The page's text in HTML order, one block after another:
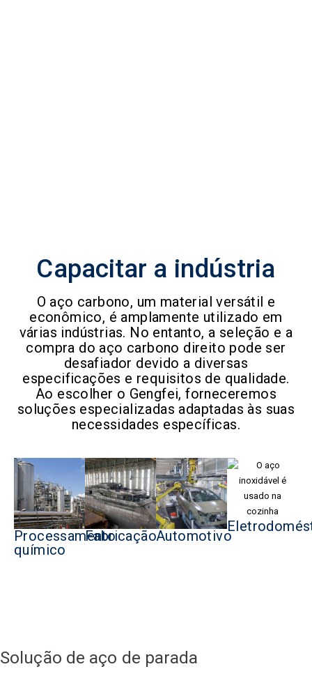
Capacitar a indústria
O aço carbono, um material versátil e
econômico, é amplamente utilizado em
várias indústrias. No entanto, a seleção e a
compra do aço carbono direito pode ser
desafiador devido a diversas
especificações e requisitos de qualidade.
Ao escolher o Gengfei, forneceremos
soluções especializadas adaptadas às suas
necessidades específicas.
Processamento
químico
FabricaçãoAutomotivo
Solução de aço de parada